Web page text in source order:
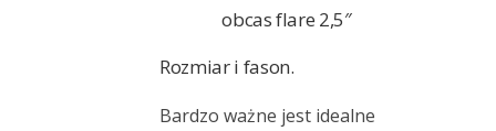
obcas flare 2,5″
Rozmiar i fason.
Bardzo ważne jest idealne